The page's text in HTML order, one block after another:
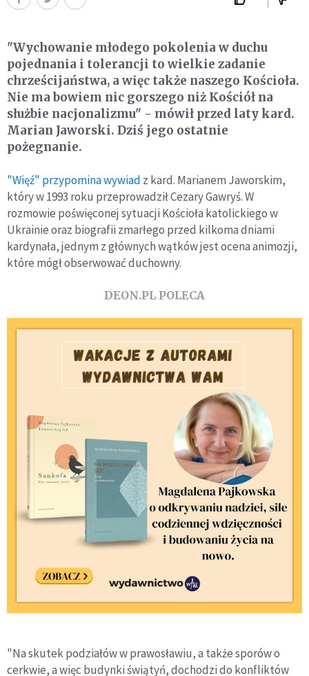
"Wychowanie młodego pokolenia w duchu
pojednania i tolerancji to wielkie zadanie
chrześcijaństwa, a więc także naszego Kościoła.
Nie ma bowiem nic gorszego niż Kościół na
służbie nacjonalizmu" - mówił przed laty kard.
Marian Jaworski. Dziś jego ostatnie
pożegnanie.
"Więź" przypomina wywiad z kard. Marianem Jaworskim,
który w 1993 roku przeprowadził Cezary Gawryś. W
rozmowie poświęconej sytuacji Kościoła katolickiego w
Ukrainie oraz biografii zmarłego przed kilkoma dniami
kardynała, jednym z głównych wątków jest ocena animozji,
które mógł obserwować duchowny.
DEON.PL POLECA
"Na skutek podziałów w prawosławiu, a także sporów o
cerkwie, a więc budynki świątyń, dochodzi do konfliktów